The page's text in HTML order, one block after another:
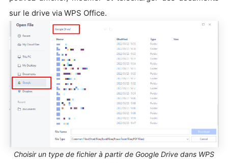
sur le drive via WPS Office.
Choisir un type de fichier à partir de Google Drive dans WPS